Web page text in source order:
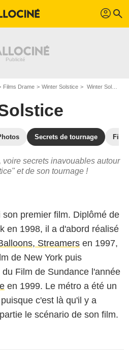
profil search
Films Drame Winter Solstice Winter Solstice : les secrets du tournage
Secrets de tournage
secrets inavouables autour
et de son tournage !
son premier film. Diplômé de
en 1998, il a d'abord réalisé
Streamers en 1997,
de New York puis
Film de Sundance l'année
en 1999. Le métro a été un
c'est là qu'il y a
le scénario de son film.